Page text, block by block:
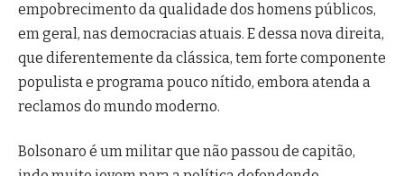
empobrecimento da qualidade dos homens públicos,
em geral, nas democracias atuais. E dessa nova direita,
que diferentemente da clássica, tem forte componente
populista e programa pouco nítido, embora atenda a
reclamos do mundo moderno.
Bolsonaro é um militar que não passou de capitão,